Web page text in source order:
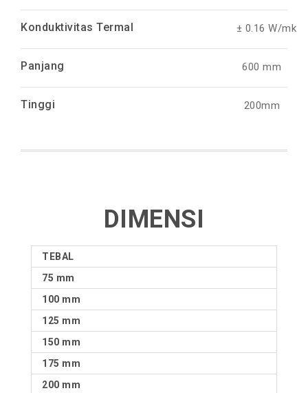
Konduktivitas Termal ± 0.16 W/mk
Panjang 600 mm
Tinggi 200mm
DIMENSI
TEBAL
75 mm
100 mm
125 mm
150 mm
175 mm
200 mm